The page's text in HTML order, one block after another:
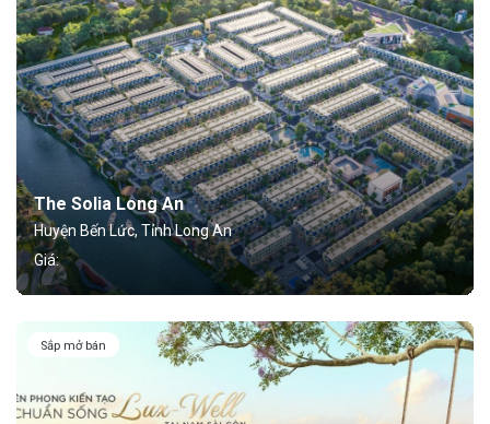
The Solia Long An
Huyện Bến Lức, Tỉnh Long An
Giá:
Sắp mở bán